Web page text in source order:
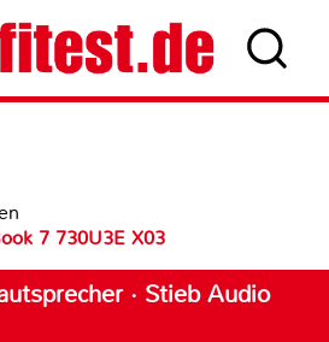
7 730U3E X03
· Stieb Audio